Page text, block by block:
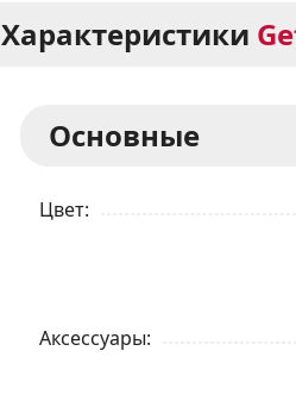
Характеристики
Основные
Цвет
Аксессуары